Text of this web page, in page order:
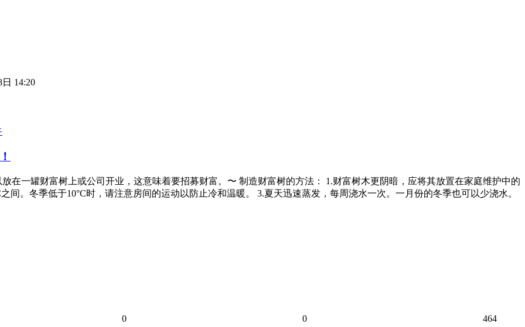
日 14:20
在一罐财富树上或公司开业，这意味着要招募财富。〜 制造财富树的方法： 1.财富树木更阴暗，应将其放置在家庭维护中的
间。冬季低于10°C时，请注意房间的运动以防止冷和温暖。 3.夏天迅速蒸发，每周浇水一次。一月份的冬季也可以少浇水。
0 0 464